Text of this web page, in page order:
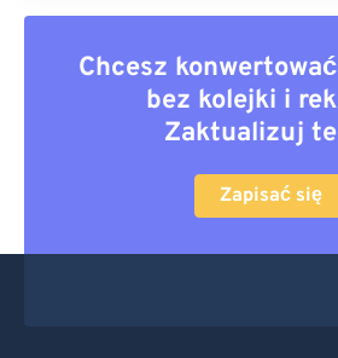
Chcesz
bez kolejki i
Zaktualizuj
Zapisać się